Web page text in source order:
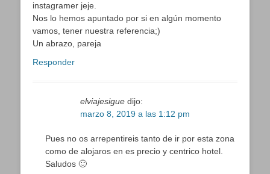
instagramer jeje.
Nos lo hemos apuntado por si en algún momento
vamos, tener nuestra referencia;)
Un abrazo, pareja
Responder
elviajesigue dijo:
marzo 8, 2019 a las 1:12 pm
Pues no os arrepentireis tanto de ir por esta zona
como de alojaros en es precio y centrico hotel.
Saludos 🙂